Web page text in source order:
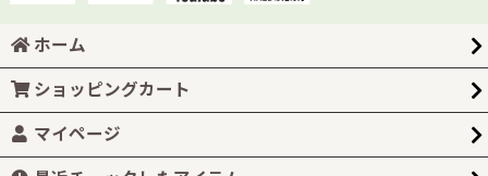
ホーム
ショッピングカート
マイページ